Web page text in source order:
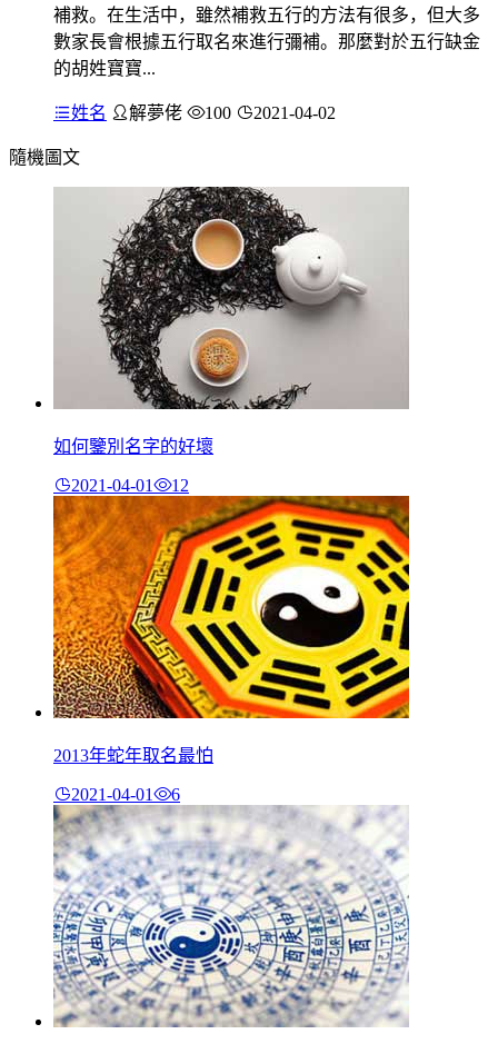
補救。在生活中，雖然補救五行的方法有很多，但大多
數家長會根據五行取名來進行彌補。那麼對於五行缺金
的胡姓寶寶...
姓名 解夢佬 100 2021-04-02
隨機圖文
如何鑒別名字的好壞
2021-04-01 12
2013年蛇年取名最怕
2021-04-01 6